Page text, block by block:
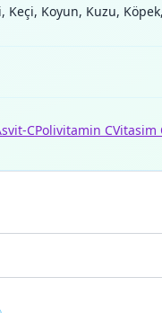
Koyun, Kuzu,
CPolivitamin CVitasim